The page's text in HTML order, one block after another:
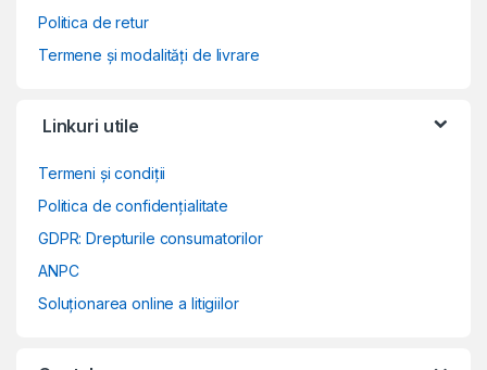
Politica de retur
Termene și modalități de livrare
Linkuri utile
Termeni și condiții
Politica de confidențialitate
GDPR: Drepturile consumatorilor
ANPC
Soluționarea online a litigiilor